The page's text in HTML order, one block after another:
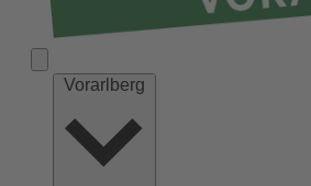
Vorarlberg